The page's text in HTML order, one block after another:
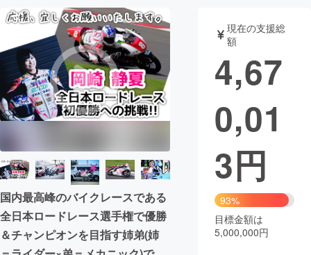
アート・写真 音楽
テクノロジー・ガジェット ゲーム・サ
映像・映画
まちづくり・地域活性化
CAMPFIRE for Social Good
CAMPFIRE Creation
CAMPFIREふるさと納税
コミュニティ
国内最高峰のバイクレースである
全日本ロードレース選手権で優勝
＆チャンピオンを目指す姉弟(姉
現在の支援総
額
4,67
0,01
3円
93%
目標金額は
5,000,000円